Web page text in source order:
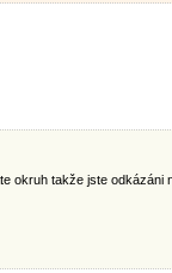
okruh takže jste odkázáni